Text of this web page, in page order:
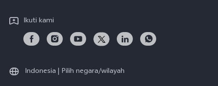
Unduh LUT untuk Memulihkan Log
Ikuti kami
Indonesia | Pilih negara/wilayah